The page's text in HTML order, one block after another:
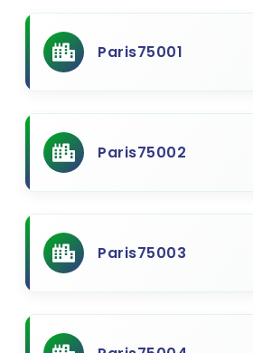
Paris75001
Paris75002
Paris75003